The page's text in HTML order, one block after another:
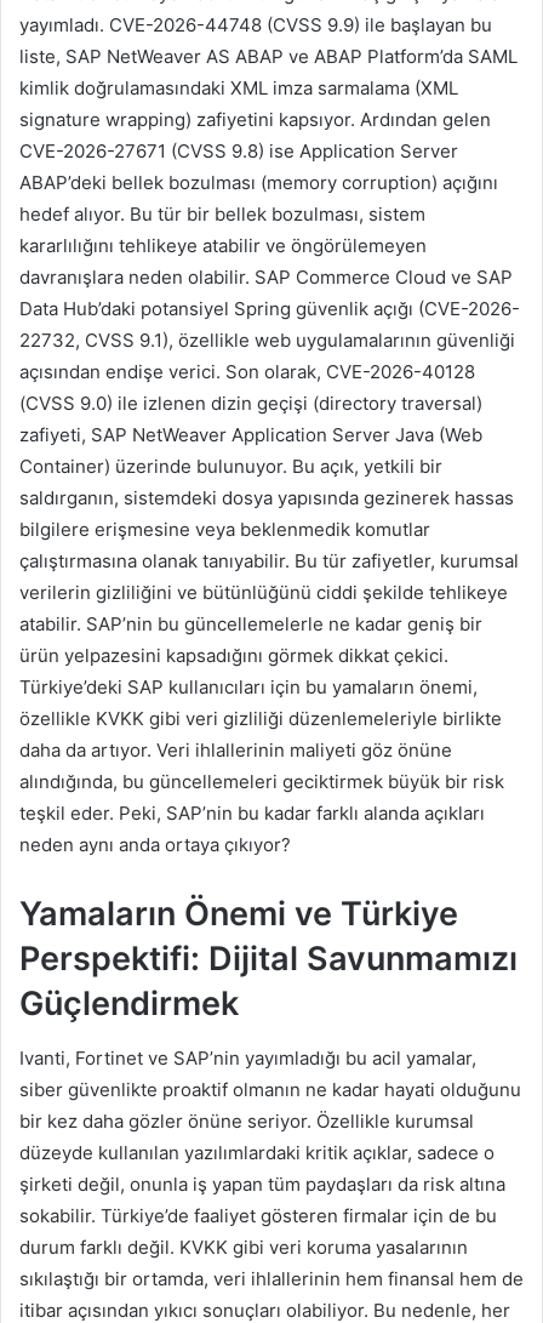
yayımladı. CVE-2026-44748 (CVSS 9.9) ile başlayan bu
liste, SAP NetWeaver AS ABAP ve ABAP Platform’da SAML
kimlik doğrulamasındaki XML imza sarmalama (XML
signature wrapping) zafiyetini kapsıyor. Ardından gelen
CVE-2026-27671 (CVSS 9.8) ise Application Server
ABAP’deki bellek bozulması (memory corruption) açığını
hedef alıyor. Bu tür bir bellek bozulması, sistem
kararlılığını tehlikeye atabilir ve öngörülemeyen
davranışlara neden olabilir. SAP Commerce Cloud ve SAP
Data Hub’daki potansiyel Spring güvenlik açığı (CVE-2026-
22732, CVSS 9.1), özellikle web uygulamalarının güvenliği
açısından endişe verici. Son olarak, CVE-2026-40128
(CVSS 9.0) ile izlenen dizin geçişi (directory traversal)
zafiyeti, SAP NetWeaver Application Server Java (Web
Container) üzerinde bulunuyor. Bu açık, yetkili bir
saldırganın, sistemdeki dosya yapısında gezinerek hassas
bilgilere erişmesine veya beklenmedik komutlar
çalıştırmasına olanak tanıyabilir. Bu tür zafiyetler, kurumsal
verilerin gizliliğini ve bütünlüğünü ciddi şekilde tehlikeye
atabilir. SAP’nin bu güncellemelerle ne kadar geniş bir
ürün yelpazesini kapsadığını görmek dikkat çekici.
Türkiye’deki SAP kullanıcıları için bu yamaların önemi,
özellikle KVKK gibi veri gizliliği düzenlemeleriyle birlikte
daha da artıyor. Veri ihlallerinin maliyeti göz önüne
alındığında, bu güncellemeleri geciktirmek büyük bir risk
teşkil eder. Peki, SAP’nin bu kadar farklı alanda açıkları
neden aynı anda ortaya çıkıyor?
Yamaların Önemi ve Türkiye
Perspektifi: Dijital Savunmamızı
Güçlendirmek
Ivanti, Fortinet ve SAP’nin yayımladığı bu acil yamalar,
siber güvenlikte proaktif olmanın ne kadar hayati olduğunu
bir kez daha gözler önüne seriyor. Özellikle kurumsal
düzeyde kullanılan yazılımlardaki kritik açıklar, sadece o
şirketi değil, onunla iş yapan tüm paydaşları da risk altına
sokabilir. Türkiye’de faaliyet gösteren firmalar için de bu
durum farklı değil. KVKK gibi veri koruma yasalarının
sıkılaştığı bir ortamda, veri ihlallerinin hem finansal hem de
itibar açısından yıkıcı sonuçları olabiliyor. Bu nedenle, her